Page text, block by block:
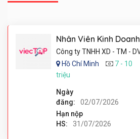
Nhân Viên Kinh Doanh
Hồ Chí Minh
7 - 10
triệu
Ngày
đăng:
02/07/2026
Hạn nộp
HS:
31/07/2026